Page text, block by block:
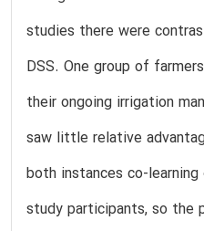
studies there were
DSS. One group of
their ongoing irrigation
saw little relative
both instances co-
study participants, so the